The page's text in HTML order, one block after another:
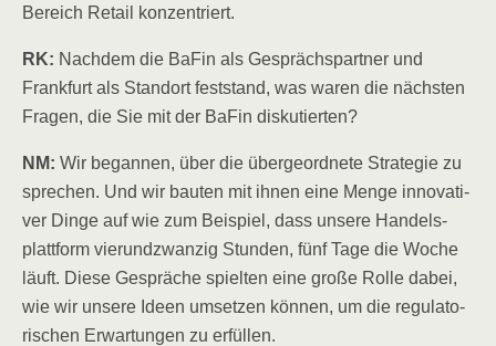
Bereich Retail konzentriert.
RK: Nach­dem die BaFin als Gesprächs­part­ner und
Frank­furt als Stand­ort fest­stand, was waren die nächs­ten
Fra­gen, die Sie mit der BaFin diskutierten?
NM: Wir began­nen, über die über­ge­ord­ne­te Stra­te­gie zu
spre­chen. Und wir bau­ten mit ihnen eine Men­ge inno­va­ti­
ver Din­ge auf wie zum Bei­spiel, dass unse­re Han­dels­
platt­form vier­und­zwan­zig Stun­den, fünf Tage die Woche
läuft. Die­se Gesprä­che spiel­ten eine gro­ße Rol­le dabei,
wie wir unse­re Ideen umset­zen kön­nen, um die regu­la­to­
ri­schen Erwar­tun­gen zu erfüllen.